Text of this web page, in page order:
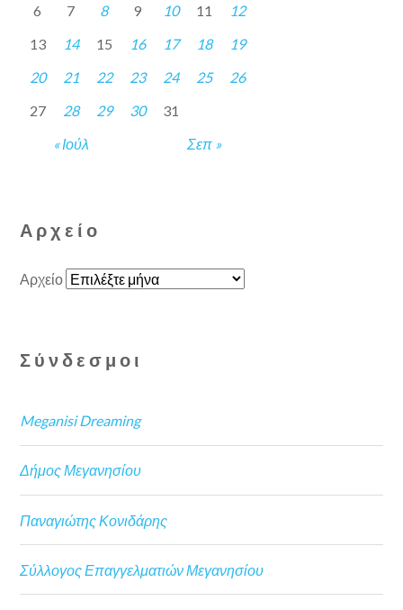
« Ιούλ Σεπ »
6
7 8 9 10 11
12
13
14 15 16 17 18
19
20
21 22 23 24 25
26
27
28 29 30 31
Αρχείο
Αρχείο
Σύνδεσμοι
Meganisi Dreaming
Δήμος Μεγανησίου
Παναγιώτης Κονιδάρης
Σύλλογος Επαγγελματιών Μεγανησίου